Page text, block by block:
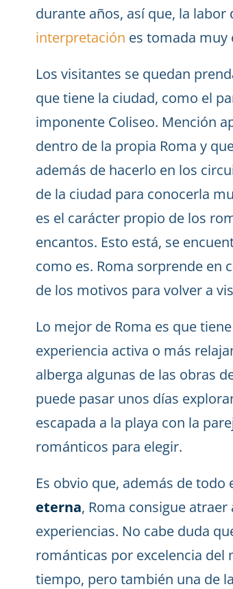
durante años, así que, la
interpretación es tomada muy
Los visitantes se quedan
que tiene la ciudad, como el
imponente Coliseo. Mención
dentro de la propia Roma y
además de hacerlo en los
de la ciudad para conocerla
es el carácter propio de los
encantos. Esto está, se
como es. Roma sorprende en
de los motivos para volver a
Lo mejor de Roma es que
experiencia activa o más
alberga algunas de las obras
puede pasar unos días
escapada a la playa con la
románticos para elegir.
Es obvio que, además de todo
eterna, Roma consigue
experiencias. No cabe duda
románticas por excelencia del
tiempo, pero también una de